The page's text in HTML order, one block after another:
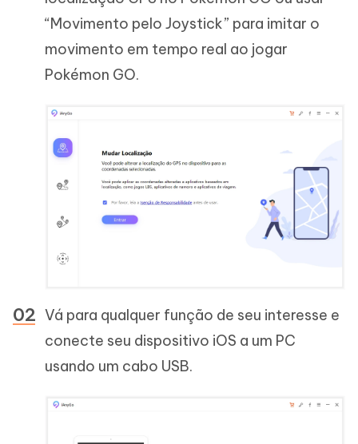
“Movimento pelo Joystick” para imitar o
movimento em tempo real ao jogar
Pokémon GO.
Vá para qualquer função de seu interesse e
conecte seu dispositivo iOS a um PC
usando um cabo USB.